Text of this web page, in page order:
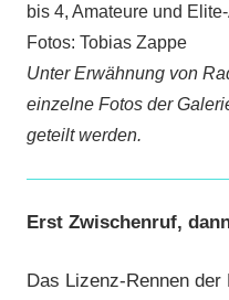
bis 4, Amateure und
Fotos: Tobias Zappe
Unter Erwähnung von
einzelne Fotos der
geteilt werden.
Erst Zwischenruf,
Das Lizenz-Rennen